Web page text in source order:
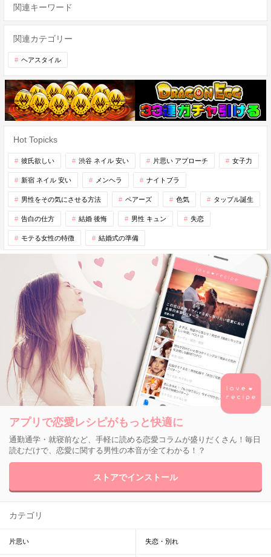
関連キーワード
関連カテゴリー
ヘアスタイル
Hot Topicks
彼氏欲しい 渋谷 ネイル 安い 片思い アプローチ 女子力
新宿 ネイル 安い メンヘラ ナイトブラ
男性をその気にさせる方法 ペアーズ 色気 タップル誕生
告白の仕方 結婚 後悔 男性 キュン 失恋
モテる女性の特徴 結婚式の準備
アプリで恋愛レシピがもっと快適に
通勤通学・就寝前など、手軽に読める恋愛コラムが盛りだくさん！毎日
読むだけで、恋愛に関する男性の本音が全てわかる！？
ストアでインストール
カテゴリ
片思い 失恋・別れ